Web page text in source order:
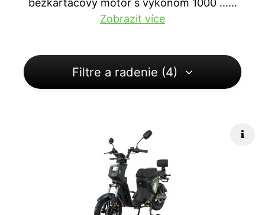
bezkartáčový motor s výkonom 1000 ......
Zobrazit více
Filtre a radenie (4)